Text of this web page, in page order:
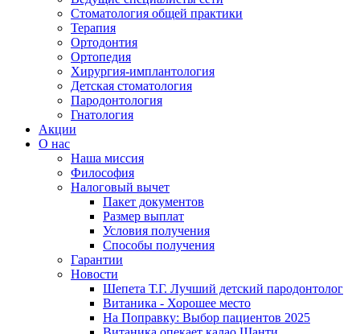
Стоматология общей практики
Терапия
Ортодонтия
Ортопедия
Хирургия-имплантология
Детская стоматология
Пародонтология
Гнатология
Акции
О нас
Наша миссия
Философия
Налоговый вычет
Пакет документов
Размер выплат
Условия получения
Способы получения
Гарантии
Новости
Шепета Т.Г. Лучший детский пародонтолог
Витаника - Хорошее место
На Поправку: Выбор пациентов 2025